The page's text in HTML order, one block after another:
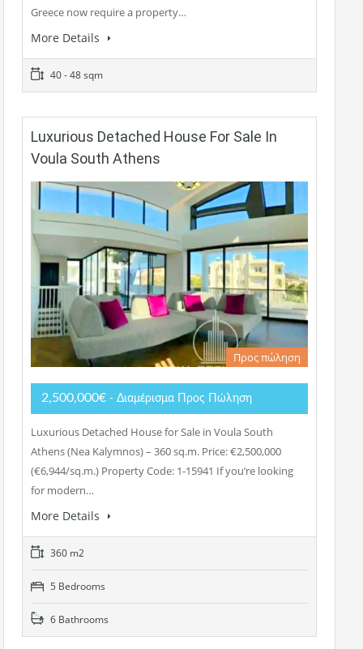
Greece now require a property…
More Details
40 - 48 sqm
Luxurious Detached House For Sale In
Voula South Athens
Προς πώληση
2,500,000€ - Διαμέρισμα Προς Πώληση
Luxurious Detached House for Sale in Voula South
Athens (Nea Kalymnos) – 360 sq.m. Price: €2,500,000
(€6,944/sq.m.) Property Code: 1-15941 If you’re looking
for modern…
More Details
360 m2
5 Bedrooms
6 Bathrooms